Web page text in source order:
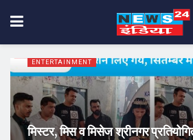
ENTERTAINMENT
मिस्टर, मिस व मिसेज श्रीनगर